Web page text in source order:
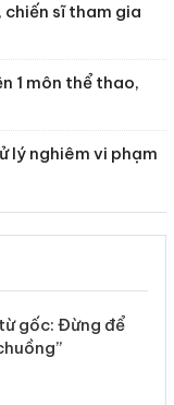
chiến sĩ tham gia
1 môn thể thao,
lý nghiêm vi phạm
gốc: Đừng để